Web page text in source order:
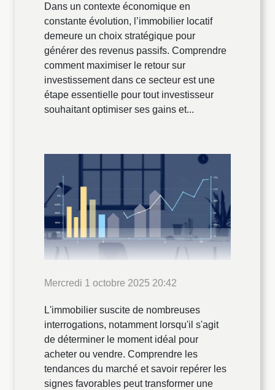
Dans un contexte économique en
constante évolution, l’immobilier locatif
demeure un choix stratégique pour
générer des revenus passifs. Comprendre
comment maximiser le retour sur
investissement dans ce secteur est une
étape essentielle pour tout investisseur
souhaitant optimiser ses gains et...
Mercredi 1 octobre 2025 20:42
L'immobilier suscite de nombreuses
interrogations, notamment lorsqu'il s'agit
de déterminer le moment idéal pour
acheter ou vendre. Comprendre les
tendances du marché et savoir repérer les
signes favorables peut transformer une